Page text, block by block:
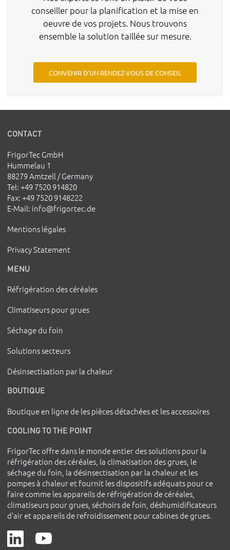
conseiller pour la planification et la mise en
oeuvre de vos projets. Nous trouvons
ensemble la solution taillée sur mesure.
CONVENIR D'UN RENDEZ-VOUS DE CONSEIL
CONTACT
FrigorTec GmbH
Hummelau 1
88279 Amtzell / Germany
Tel: +49 7520 914820
Fax: +49 7520 9148222
E-Mail: info@frigortec.de
Mentions légales
Privacy Statement
MENU
Réfrigération des céréales
Climatiseurs pour grues
Séchage du foin
Solutions secteurs
Désinsectisation par la chaleur
BOUTIQUE
Boutique en ligne de les pièces détachées et les accessoires
COOLING TO THE POINT
FrigorTec offre dans le monde entier des solutions pour la
réfrigération des céréales, la climatisation des grues, le
séchage du foin, la désinsectisation par la chaleur et les
pompes à chaleur et fournit les dispositifs adéquats pour ce
faire comme les appareils de réfrigération de céréales,
climatiseurs pour grues, séchoirs de foin, déshumidificateurs
d’air et appareils de refroidissement pour cabines de grues.